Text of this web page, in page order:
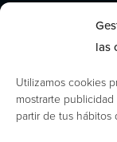
las
Utilizamos cookies
mostrarte
partir de tus hábitos